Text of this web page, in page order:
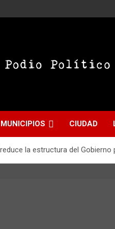
– ©
MUNICIPIOS CIUDAD
la estructura del